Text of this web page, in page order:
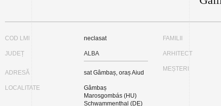
COD LMI neclasat
JUDEȚ ALBA
ADRESĂ sat Gâmbaș, oraș Aiud
LOCALITATE
Gâmbaș
Marosgombás (HU)
Schwammenthal (DE)
FAMILII
ARHITECT
MEȘTERI